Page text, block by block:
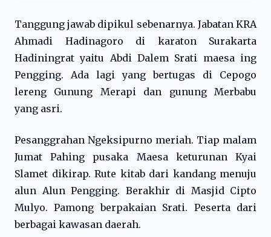
Tanggung jawab dipikul sebenarnya. Jabatan KRA
Ahmadi Hadinagoro di karaton Surakarta
Hadiningrat yaitu Abdi Dalem Srati maesa ing
Pengging. Ada lagi yang bertugas di Cepogo
lereng Gunung Merapi dan gunung Merbabu
yang asri.
Pesanggrahan Ngeksipurno meriah. Tiap malam
Jumat Pahing pusaka Maesa keturunan Kyai
Slamet dikirap. Rute kitab dari kandang menuju
alun Alun Pengging. Berakhir di Masjid Cipto
Mulyo. Pamong berpakaian Srati. Peserta dari
berbagai kawasan daerah.